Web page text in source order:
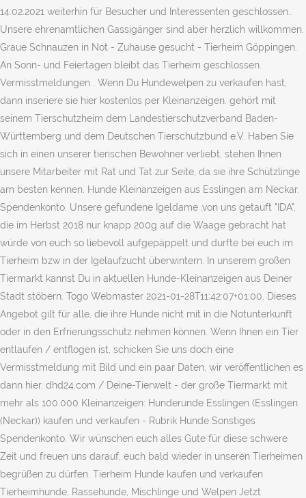
14.02.2021 weiterhin für Besucher und Interessenten geschlossen..
Unsere ehrenamtlichen Gassigänger sind aber herzlich willkommen.
Graue Schnauzen in Not - Zuhause gesucht - Tierheim Göppingen.
An Sonn- und Feiertagen bleibt das Tierheim geschlossen.
Vermisstmeldungen . Wenn Du Hundewelpen zu verkaufen hast,
dann inseriere sie hier kostenlos per Kleinanzeigen. gehört mit
seinem Tierschutzheim dem Landestierschutzverband Baden-
Württemberg und dem Deutschen Tierschutzbund e.V. Haben Sie
sich in einen unserer tierischen Bewohner verliebt, stehen Ihnen
unsere Mitarbeiter mit Rat und Tat zur Seite, da sie ihre Schützlinge
am besten kennen. Hunde Kleinanzeigen aus Esslingen am Neckar.
Spendenkonto. Unsere gefundene Igeldame ,von uns getauft "IDA",
die im Herbst 2018 nur knapp 200g auf die Waage gebracht hat
würde von euch so liebevoll aufgepäppelt und durfte bei euch im
Tierheim bzw in der Igelaufzucht überwintern. In unserem großen
Tiermarkt kannst Du in aktuellen Hunde-Kleinanzeigen aus Deiner
Stadt stöbern. Togo Webmaster 2021-01-28T11:42:07+01:00. Dieses
Angebot gilt für alle, die ihre Hunde nicht mit in die Notunterkunft
oder in den Erfrierungsschutz nehmen können. Wenn Ihnen ein Tier
entlaufen / entflogen ist, schicken Sie uns doch eine
Vermisstmeldung mit Bild und ein paar Daten, wir veröffentlichen es
dann hier. dhd24.com / Deine-Tierwelt - der große Tiermarkt mit
mehr als 100.000 Kleinanzeigen: Hunderunde Esslingen (Esslingen
(Neckar)) kaufen und verkaufen - Rubrik Hunde Sonstiges
Spendenkonto. Wir wünschen euch alles Gute für diese schwere
Zeit und freuen uns darauf, euch bald wieder in unseren Tierheimen
begrüßen zu dürfen. Tierheim Hunde kaufen und verkaufen
Tierheimhunde, Rassehunde, Mischlinge und Welpen Jetzt